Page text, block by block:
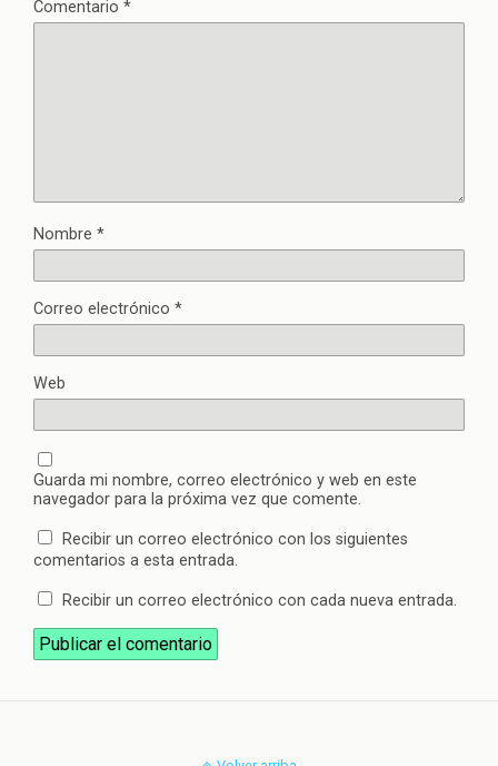
Comentario *
Nombre *
Correo electrónico *
Web
Guarda mi nombre, correo electrónico y web en este
navegador para la próxima vez que comente.
Recibir un correo electrónico con los siguientes
comentarios a esta entrada.
Recibir un correo electrónico con cada nueva entrada.